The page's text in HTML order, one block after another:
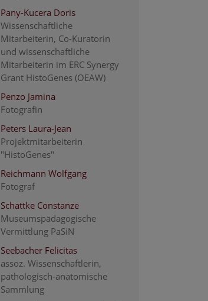
Pany-Kucera Doris
Wissenschaftliche
Mitarbeiterin, Co-Kuratorin
und wissenschaftliche
Mitarbeiterin im ERC Synergy
Grant HistoGenes (OEAW)
Penzo Jamina
Fotografin
Peters Laura-Jean
Projektmitarbeiterin
"HistoGenes"
Reichmann Wolfgang
Fotograf
Schattke Constanze
Museumspädagogische
Vermittlung PaSiN
Seebacher Felicitas
assoz. Wissenschaftlerin,
pathologisch-anatomische
Sammlung